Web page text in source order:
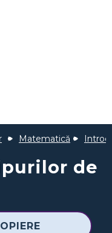
Matematică
de